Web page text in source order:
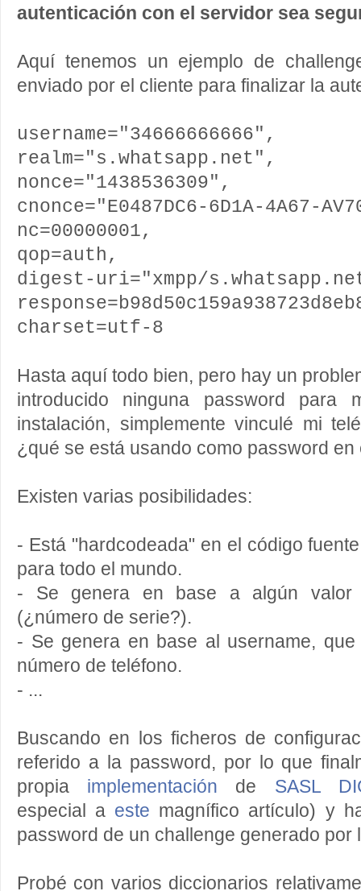
autenticación con el servidor sea
Aquí tenemos un ejemplo de
enviado por el cliente para finalizar la
username="34666666666",
realm="s.whatsapp.net",
nonce="1438536309",
cnonce="E0487DC6-6D1A-4A67-
nc=00000001,
qop=auth,
digest-uri="xmpp/
charset=utf-8
Hasta aquí todo bien, pero hay un
introducido ninguna password para
instalación, simplemente vinculé mi
¿qué se está usando como password en
Existen varias posibilidades:
- Está "hardcodeada" en el código
para todo el mundo.
- Se genera en base a algún valor
(¿número de serie?).
- Se genera en base al username,
número de teléfono.
- ...
Buscando en los ficheros de
referido a la password, por lo que
propia implementación de SASL
especial a este magnífico artículo) y
password de un challenge generado por
Probé con varios diccionarios